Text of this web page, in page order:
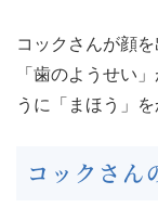
コックさんが顔を
「歯のようせい
うに「まほう」
コックさん